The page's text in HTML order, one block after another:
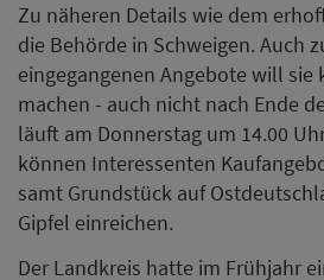
Zu näheren Details wie dem
die Behörde in Schweigen. Auch
eingegangenen Angebote will sie
machen - auch nicht nach Ende
läuft am Donnerstag um 14.00
können Interessenten
samt Grundstück auf
Gipfel einreichen.
Der Landkreis hatte im Frühjahr